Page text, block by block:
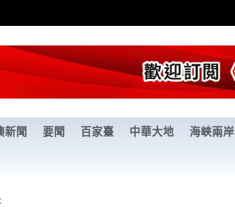
新聞 要聞 百家臺 中華大地 海峽兩岸